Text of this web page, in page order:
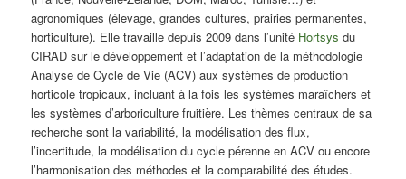
agronomiques (élevage, grandes cultures, prairies permanentes,
horticulture). Elle travaille depuis 2009 dans l’unité Hortsys du
CIRAD sur le développement et l’adaptation de la méthodologie
Analyse de Cycle de Vie (ACV) aux systèmes de production
horticole tropicaux, incluant à la fois les systèmes maraîchers et
les systèmes d’arboriculture fruitière. Les thèmes centraux de sa
recherche sont la variabilité, la modélisation des flux,
l’incertitude, la modélisation du cycle pérenne en ACV ou encore
l’harmonisation des méthodes et la comparabilité des études.